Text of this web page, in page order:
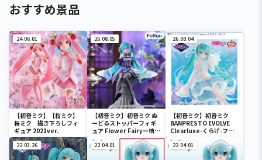
おすすめ景品
24.06.01
【初音ミク】【桜ミク】
桜ミク 描き下ろしフィ
ギュア 2021ver.
26.08.05
【初音ミク】初音ミク ぬ
ーどるストッパーフィギ
ュア Flower Fairyー桔梗
ー
26.08.04
【初音ミク】初音ミク
BANPRESTO EVOLVE
Clearluxe-くらげ-フィ
ギュア
22.03.26 22.04.01 22.04.01